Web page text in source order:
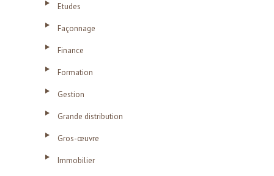
Etudes
Façonnage
Finance
Formation
Gestion
Grande distribution
Gros-œuvre
Immobilier